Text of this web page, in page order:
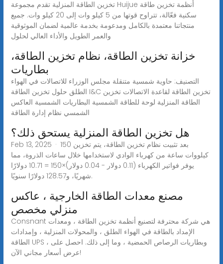
تخزين الطاقة المنزلية تقدم مجموعة Huijue أنظمة تخزين طاقة
سكنية فعّالة، تتراوح قوتها من 5 كيلو وات إلى 20 كيلو وات. جميع
منتجاتنا معتمدة بالكامل ومدعومة بخدمة عالمية لضمان الموثوقية
والعمر الطويل والأداء العالي لحلول
خزانة تخزين الطاقة، نظام تخزين الطاقة،
بطاريات
التصنيف: حاوية شمسية متنقلة مجلس الوزراء للاتصالات في الهواء
الطلق حلول تخزين الطاقة I&C تخزين الطاقة لقاعدة الاتصالات تخزين
الطاقة المنزلية لوحة للطاقة الشمسية البطاريات الشمسية العاكس
الشمسي نظام إدارة الطاقة
هل تخزين الطاقة المنزلية يستحق ذلك؟
Feb 13, 2025 · بعد تثبيت نظام تخزين الطاقة، يتم تخزين 150
كيلووات ساعة من كهرباء الوادي لاستخدامها خلال ساعات الذروة، مما
يوفر فواتير الكهرباء (0.11 دولار - 0.04 دولار)×150 = 10.71 دولارًا
شهريًا، و128.57 دولارًا سنويًا.
مصنع معدات الطاقة الخارجية ، عاكس
منزلي مخصص
Consnant هي شركة محترفة لتصنيع أنظمة تخزين الطاقة ، ومعدات
الإمداد بالطاقة في الهواء الطلق ، والمحولات المنزلية ، وإمدادات
الطاقة UPS ، وبطاريات الرصاص الحمضية ، وما إلى ذلك. احصل على
عرض أسعار مجاني الآن!